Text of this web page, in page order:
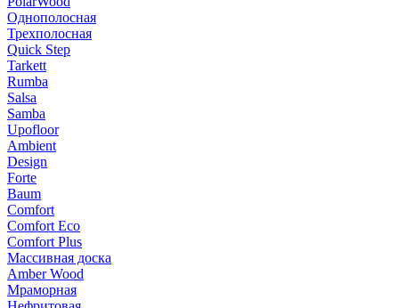
Однополосная
Трехполосная
Quick Step
Tarkett
Rumba
Salsa
Samba
Upofloor
Ambient
Design
Forte
Baum
Comfort
Comfort Eco
Comfort Plus
Массивная доска
Amber Wood
Мраморная